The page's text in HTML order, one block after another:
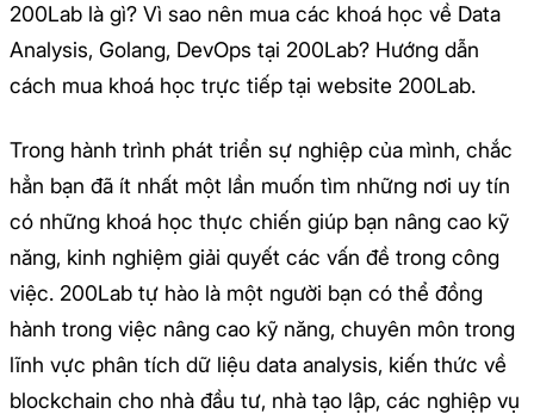
200Lab là gì? Vì sao nên mua các khoá học về Data
Analysis, Golang, DevOps tại 200Lab? Hướng dẫn
cách mua khoá học trực tiếp tại website 200Lab.
Trong hành trình phát triển sự nghiệp của mình, chắc
hẳn bạn đã ít nhất một lần muốn tìm những nơi uy tín
có những khoá học thực chiến giúp bạn nâng cao kỹ
năng, kinh nghiệm giải quyết các vấn đề trong công
việc. 200Lab tự hào là một người bạn có thể đồng
hành trong việc nâng cao kỹ năng, chuyên môn trong
lĩnh vực phân tích dữ liệu data analysis, kiến thức về
blockchain cho nhà đầu tư, nhà tạo lập, các nghiệp vụ